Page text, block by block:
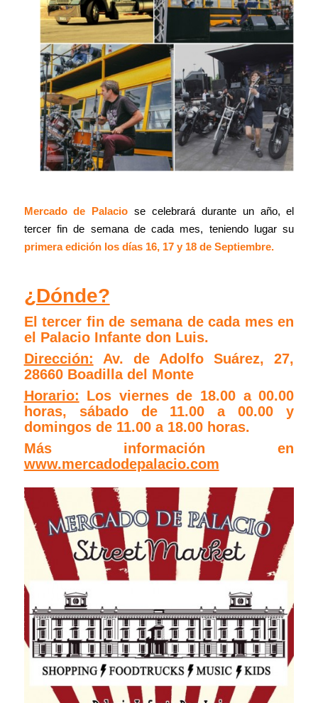
Mercado de Palacio se celebrará durante un año, el
tercer fin de semana de cada mes, teniendo lugar su
primera edición los días 16, 17 y 18 de Septiembre.
¿Dónde?
El tercer fin de semana de cada mes en
el Palacio Infante don Luis.
Dirección: Av. de Adolfo Suárez, 27,
28660 Boadilla del Monte
Horario: Los viernes de 18.00 a 00.00
horas, sábado de 11.00 a 00.00 y
domingos de 11.00 a 18.00 horas.
Más información en
www.mercadodepalacio.com